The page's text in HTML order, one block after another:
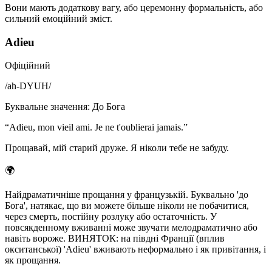
Вони мають додаткову вагу, або церемонну формальність, або
сильний емоційний зміст.
Adieu
Офіційний
/ah-DYUH/
Буквальне значення: До Бога
“Adieu, mon vieil ami. Je ne t'oublierai jamais.”
Прощавай, мій старий друже. Я ніколи тебе не забуду.
🌍
Найдраматичніше прощання у французькій. Буквально 'до
Бога', натякає, що ви можете більше ніколи не побачитися,
через смерть, постійну розлуку або остаточність. У
повсякденному вживанні може звучати мелодраматично або
навіть вороже. ВИНЯТОК: на півдні Франції (вплив
окситанської) 'Adieu' вживають неформально і як привітання, і
як прощання.